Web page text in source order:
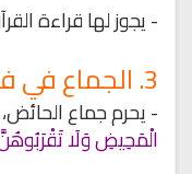
- يجوز لها قراءة
3. الجماع في فترة الحيض
- يحرم جماع
الْمَحِيضِ وَلَا